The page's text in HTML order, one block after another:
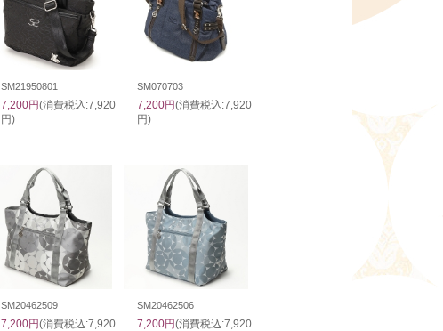
SM21950801
7,200円(消費税込:7,920
円)
SM070703
7,200円(消費税込:7,920
円)
SM20462509
7,200円(消費税込:7,920
SM20462506
7,200円(消費税込:7,920